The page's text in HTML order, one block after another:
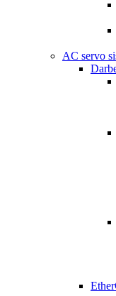
AC servo